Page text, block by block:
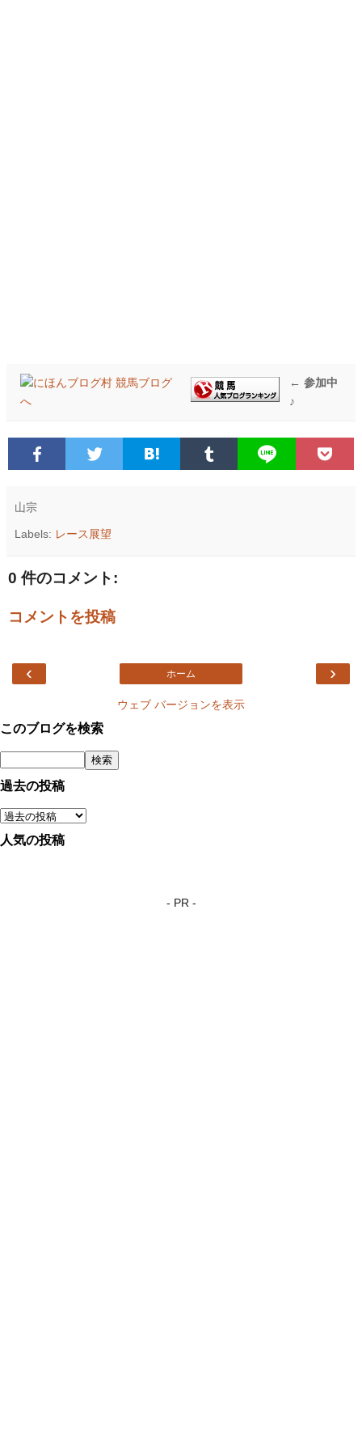
← 参加中
♪
山宗
Labels: レース展望
0 件のコメント:
コメントを投稿
‹ ›
ホーム
ウェブ バージョンを表示
このブログを検索
過去の投稿
人気の投稿
- PR -